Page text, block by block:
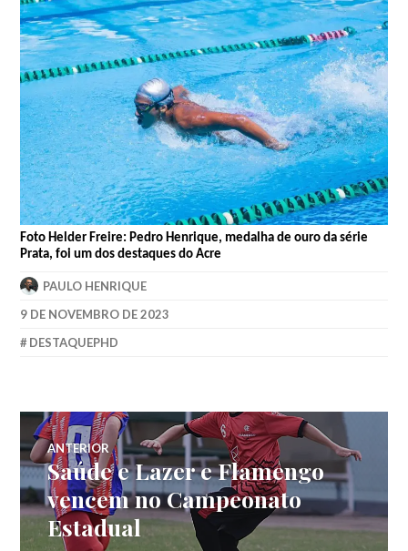
Foto Helder Freire: Pedro Henrique, medalha de ouro da série
Prata, foi um dos destaques do Acre
PAULO HENRIQUE
9 DE NOVEMBRO DE 2023
DESTAQUEPHD
ANTERIOR
Saúde e Lazer e Flamengo
vencem no Campeonato
Estadual